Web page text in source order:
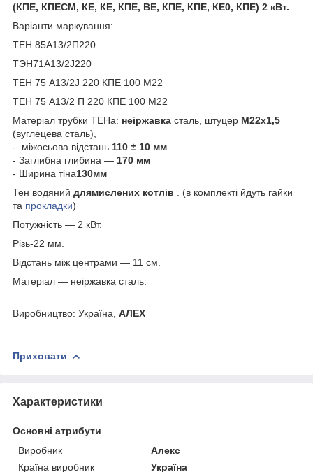
(КПЕ, КПЕСМ, КЕ, КЕ, КПЕ, ВЕ, КПЕ, КПЕ, КЕ0, КПЕ) 2 кВт.
Варіанти маркування:
ТЕН 85А13/2П220
ТЭН71A13/2J220
ТЕН 75 А13/2J 220 КПЕ 100 М22
ТЕН 75 А13/2 П 220 КПЕ 100 М22
Матеріал трубки ТЕНа: неіржавка сталь, штуцер М22х1,5
(вуглецева сталь),
- міжосьова відстань 110 ± 10 мм
- Заглибна глибина — 170 мм
- Ширина тіна130мм
Тен водяний длямислених котлів
. (в комплекті йдуть гайки
та прокладки)
Потужність — 2 кВт.
Різь-22 мм.
Відстань між центрами — 11 см.
Матеріал — неіржавка сталь.
Виробництво: Україна, АЛЕХ
Приховати
Характеристики
Основні атрибути
Виробник
Алекс
Країна виробник
Україна